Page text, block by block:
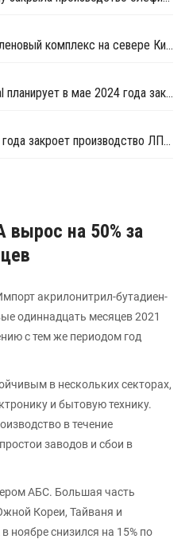
Sinopec запустила новый этиленовый комплекс на севере Китая
Zhong An United Coal Chemical планирует в мае 2024 года закрыть на ремонт производство ПЭ в Китае
Shanghai Secco осенью 2024 года закроет производство ЛПНП в Шанхае на ремонт
на 50% за
акрилонитрил-бутадиен-
одиннадцать месяцев 2021
с тем же периодом год
в нескольких секторах,
и бытовую технику.
в течение
заводов и сбои в
АБС. Большая часть
Кореи, Тайваня и
снизился на 15% по